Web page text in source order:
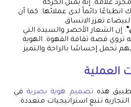
علامة. إنه يمثل الحركة
انطباعًا دائماً لدى عملائها. كما أن
تعزز الاتساق.
: إن الشعار الأخضر والسيدة التي
قصة ثقافة القهوة. الهوية
تحمل إحساسًا بالراحة والتميز.
العملية
هذه تصميم هوية بصرية في
التجارية تتبع استراتيجيات متعددة: